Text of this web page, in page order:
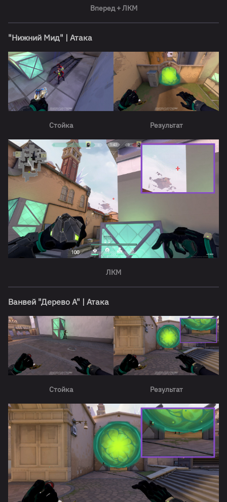
Вперед + ЛКМ
"Нижний Мид" | Атака
Стойка Результат
ЛКМ
Ванвей "Дерево А" | Атака
Стойка Результат